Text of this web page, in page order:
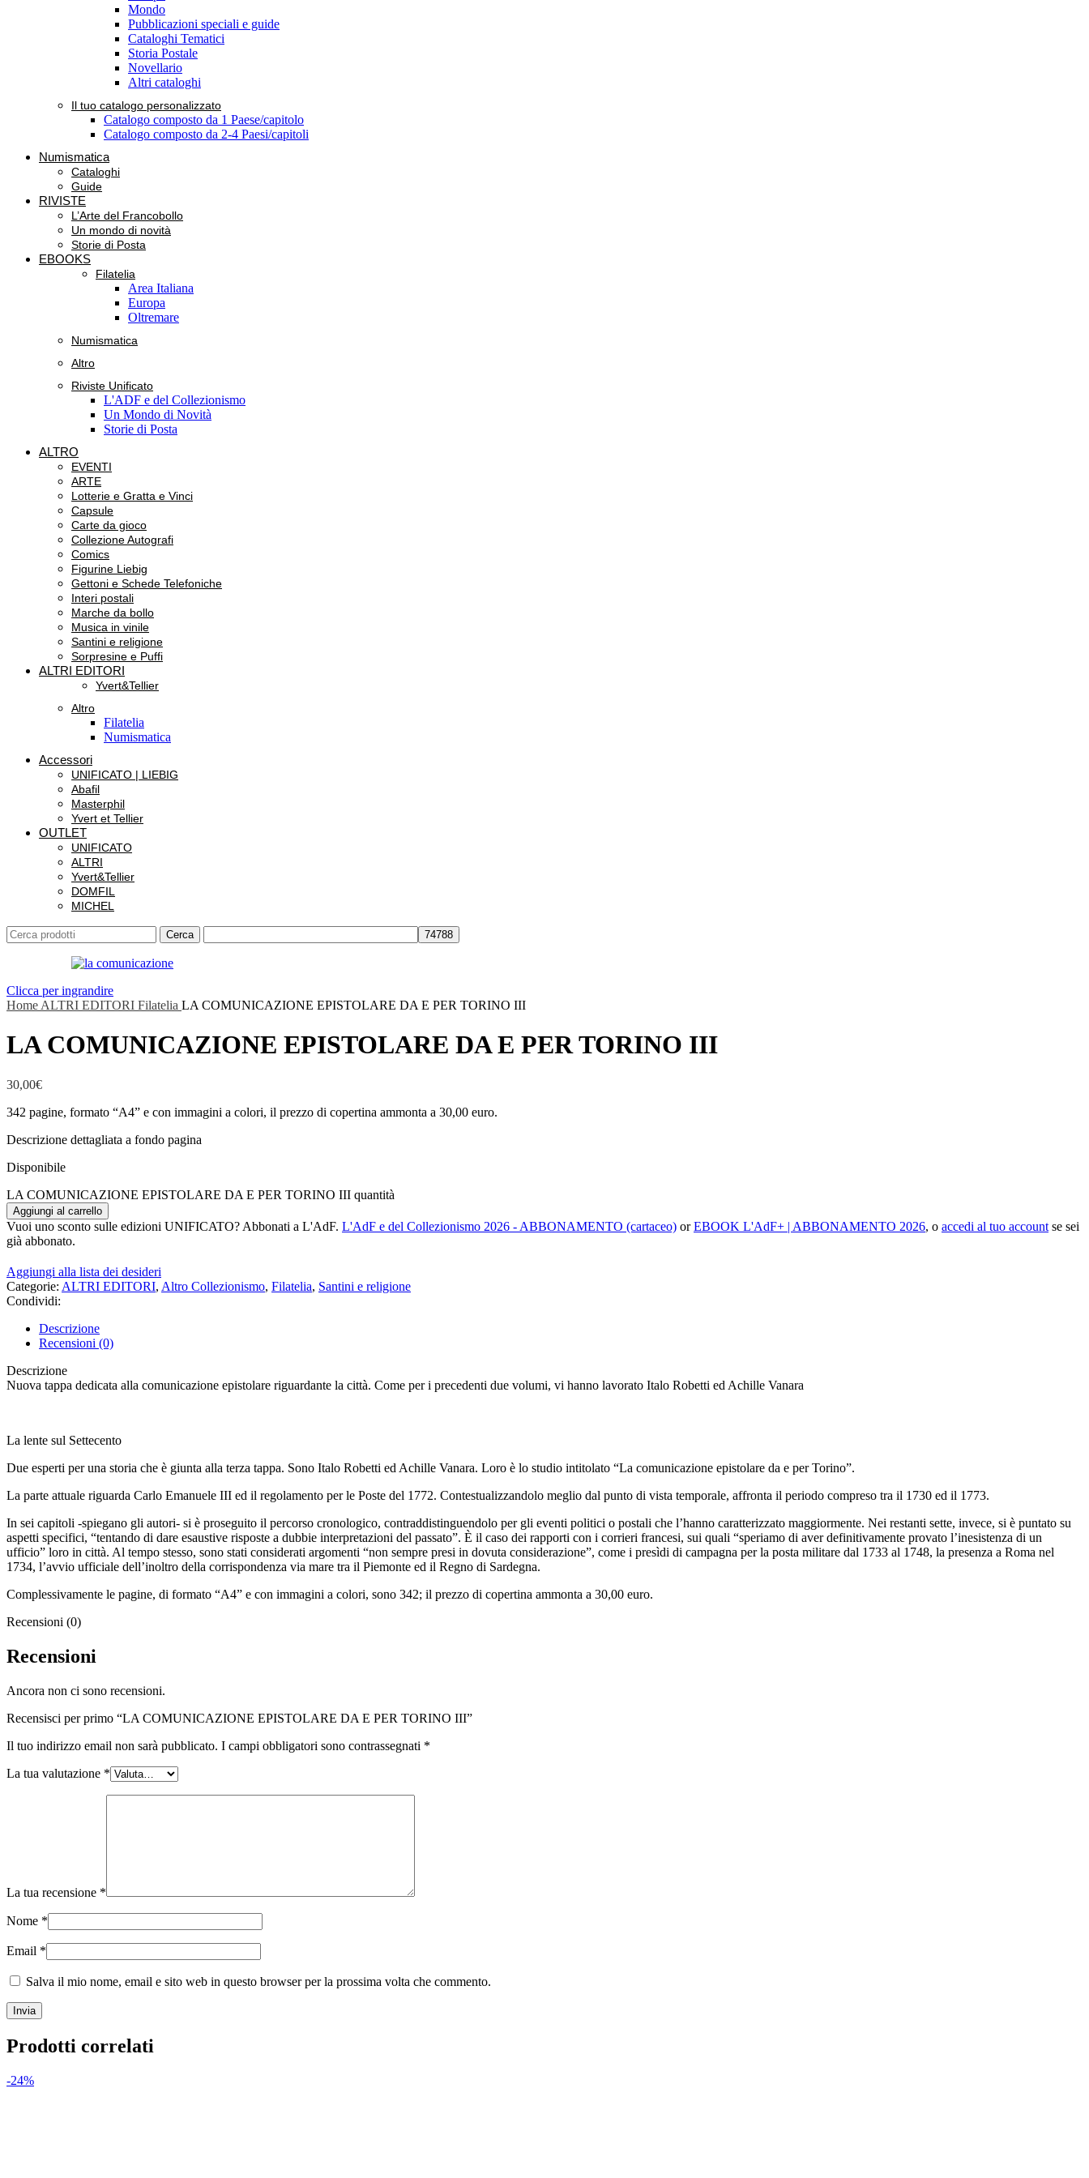
Mondo
Pubblicazioni speciali e guide
Cataloghi Tematici
Storia Postale
Novellario
Altri cataloghi
Il tuo catalogo personalizzato
Catalogo composto da 1 Paese/capitolo
Catalogo composto da 2-4 Paesi/capitoli
Numismatica
Cataloghi
Guide
RIVISTE
L’Arte del Francobollo
Un mondo di novità
Storie di Posta
EBOOKS
Filatelia
Area Italiana
Europa
Oltremare
Numismatica
Altro
Riviste Unificato
L'ADF e del Collezionismo
Un Mondo di Novità
Storie di Posta
ALTRO
EVENTI
ARTE
Lotterie e Gratta e Vinci
Capsule
Carte da gioco
Collezione Autografi
Comics
Figurine Liebig
Gettoni e Schede Telefoniche
Interi postali
Marche da bollo
Musica in vinile
Santini e religione
Sorpresine e Puffi
ALTRI EDITORI
Yvert&Tellier
Altro
Filatelia
Numismatica
Accessori
UNIFICATO | LIEBIG
Abafil
Masterphil
Yvert et Tellier
OUTLET
UNIFICATO
ALTRI
Yvert&Tellier
DOMFIL
MICHEL
Cerca
Clicca per ingrandire
Home ALTRI EDITORI Filatelia LA COMUNICAZIONE EPISTOLARE DA E PER TORINO III
LA COMUNICAZIONE EPISTOLARE DA E PER TORINO III
30,00€
342 pagine, formato “A4” e con immagini a colori, il prezzo di copertina ammonta a 30,00 euro.
Descrizione dettagliata a fondo pagina
Disponibile
LA COMUNICAZIONE EPISTOLARE DA E PER TORINO III quantità
Aggiungi al carrello
Vuoi uno sconto sulle edizioni UNIFICATO? Abbonati a L'AdF. L'AdF e del Collezionismo 2026 - ABBONAMENTO (cartaceo) orEBOOK L'AdF+ | ABBONAMENTO 2026, o accedi al tuo account se sei
già abbonato.
Aggiungi alla lista dei desideri
Categorie: ALTRI EDITORI, Altro Collezionismo, Filatelia, Santini e religione
Condividi:
Descrizione
Recensioni (0)
Descrizione
Nuova tappa dedicata alla comunicazione epistolare riguardante la città. Come per i precedenti due volumi, vi hanno lavorato Italo Robetti ed Achille Vanara
La lente sul Settecento
Due esperti per una storia che è giunta alla terza tappa. Sono Italo Robetti ed Achille Vanara. Loro è lo studio intitolato “La comunicazione epistolare da e per Torino”.
La parte attuale riguarda Carlo Emanuele III ed il regolamento per le Poste del 1772. Contestualizzandolo meglio dal punto di vista temporale, affronta il periodo compreso tra il 1730 ed il 1773.
In sei capitoli -spiegano gli autori- si è proseguito il percorso cronologico, contraddistinguendolo per gli eventi politici o postali che l’hanno caratterizzato maggiormente. Nei restanti sette, invece, si è puntato su
aspetti specifici, “tentando di dare esaustive risposte a dubbie interpretazioni del passato”. È il caso dei rapporti con i corrieri francesi, sui quali “speriamo di aver definitivamente provato l’inesistenza di un
ufficio” loro in città. Al tempo stesso, sono stati considerati argomenti “non sempre presi in dovuta considerazione”, come i presìdi di campagna per la posta militare dal 1733 al 1748, la presenza a Roma nel
1734, l’avvio ufficiale dell’inoltro della corrispondenza via mare tra il Piemonte ed il Regno di Sardegna.
Complessivamente le pagine, di formato “A4” e con immagini a colori, sono 342; il prezzo di copertina ammonta a 30,00 euro.
Recensioni (0)
Recensioni
Ancora non ci sono recensioni.
Recensisci per primo “LA COMUNICAZIONE EPISTOLARE DA E PER TORINO III”
Il tuo indirizzo email non sarà pubblicato. I campi obbligatori sono contrassegnati *
La tua valutazione *
La tua recensione *
Nome *
Email *
Salva il mio nome, email e sito web in questo browser per la prossima volta che commento.
Prodotti correlati
-24%